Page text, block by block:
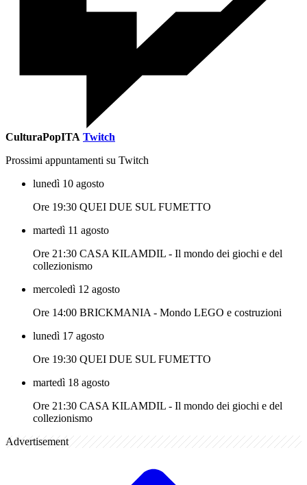
CulturaPopITA Twitch
Prossimi appuntamenti su Twitch
lunedì 10 agosto
Ore 19:30 QUEI DUE SUL FUMETTO
martedì 11 agosto
Ore 21:30 CASA KILAMDIL - Il mondo dei giochi e del
collezionismo
mercoledì 12 agosto
Ore 14:00 BRICKMANIA - Mondo LEGO e costruzioni
lunedì 17 agosto
Ore 19:30 QUEI DUE SUL FUMETTO
martedì 18 agosto
Ore 21:30 CASA KILAMDIL - Il mondo dei giochi e del
collezionismo
Advertisement